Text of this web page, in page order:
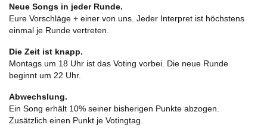
Neue Songs in jeder Runde.
Eure Vorschläge + einer von uns. Jeder Interpret ist höchstens
einmal je Runde vertreten.
Die Zeit ist knapp.
Montags um 18 Uhr ist das Voting vorbei. Die neue Runde
beginnt um 22 Uhr.
Abwechslung.
Ein Song erhält 10% seiner bisherigen Punkte abzogen.
Zusätzlich einen Punkt je Votingtag.